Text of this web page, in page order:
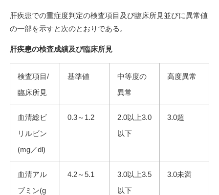
肝疾患での重症度判定の検査項目及び臨床所見並びに異常値
の一部を示すと次のとおりである。
肝疾患の検査成績及び臨床所見
検査項目/
臨床所見
基準値
中等度の
異常
高度異常
血清総ビ
リルビン
(mg／dl)
0.3～1.2
2.0以上3.0
以下
3.0超
血清アル
ブミン(g
4.2～5.1
3.0以上3.5
以下
3.0未満